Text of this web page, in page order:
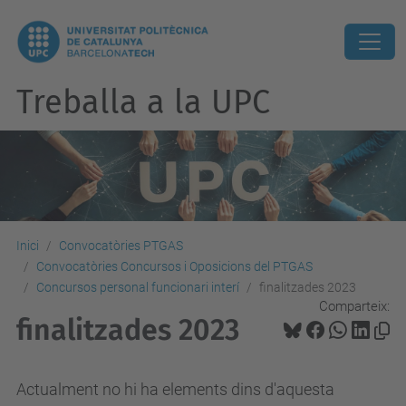
Treballa a la UPC
Inici
Convocatòries PTGAS
Convocatòries Concursos i Oposicions del PTGAS
Concursos personal funcionari interí
finalitzades 2023
Comparteix:
finalitzades 2023
Actualment no hi ha elements dins d'aquesta